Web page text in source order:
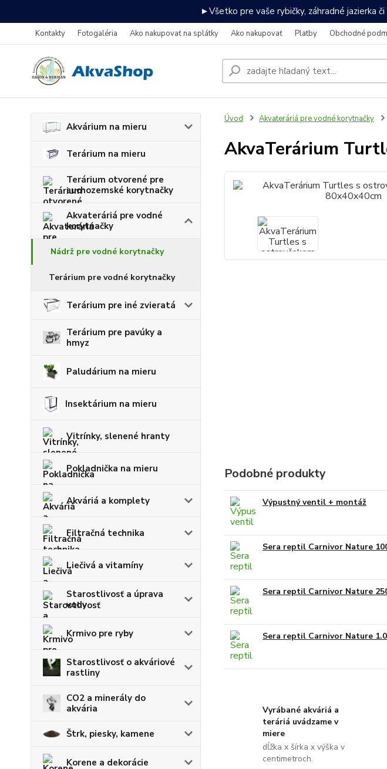
►Všetko pre vaše rybičky, záhradné jazierka
Kontakty Fotogaléria Ako nakupovať na splátky Ako nakupovať Platby Obchodné
Akvárium na mieru
Terárium na mieru
Terárium otvorené pre
suchozemské korytnačky
Akvateráriá pre vodné
korytnačky
Nádrž pre vodné korytnačky
Terárium pre vodné korytnačky
Terárium pre iné zvieratá
Terárium pre pavúky a
hmyz
Paludárium na mieru
Insektárium na mieru
Vitrínky, slenené hranty
Pokladnička na mieru
Akváriá a komplety
Filtračná technika
Liečivá a vitamíny
Starostlivosť a úprava
vody
Krmivo pre ryby
Starostlivosť o akváriové
rastliny
CO2 a minerály do
akvária
Štrk, piesky, kamene
Korene a dekorácie
Úvod Akvateráriá pre vodné korytnačky
AkvaTerárium
Podobné produkty
Výpustný ventil + montáž
Sera reptil Carnivor Nature
Sera reptil Carnivor Nature
Sera reptil Carnivor Nature
Vyrábané akváriá a
teráriá uvádzame v
miere
dĺžka x šírka x výška v
centimetroch.